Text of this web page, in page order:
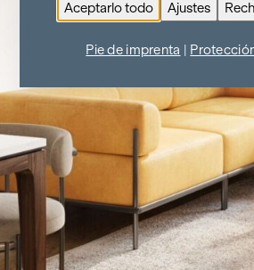
Aceptarlo todo Ajustes
Pie de imprenta